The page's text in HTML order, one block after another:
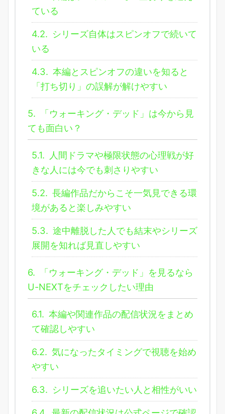
ている
4.2. シリーズ自体はスピンオフで続いて
いる
4.3. 本編とスピンオフの違いを知ると
「打ち切り」の誤解が解けやすい
5.
「ウォーキング・デッド」は今から見
ても面白い？
5.1.
人間ドラマや極限状態の心理戦が好
きな人には今でも刺さりやすい
5.2. 長編作品だからこそ一気見できる環
境があると楽しみやすい
5.3. 途中離脱した人でも結末やシリーズ
展開を知れば見直しやすい
6.
「ウォーキング・デッド」を見るなら
U-NEXTをチェックしたい理由
6.1. 本編や関連作品の配信状況をまとめ
て確認しやすい
6.2. 気になったタイミングで視聴を始め
やすい
6.3. シリーズを追いたい人と相性がいい